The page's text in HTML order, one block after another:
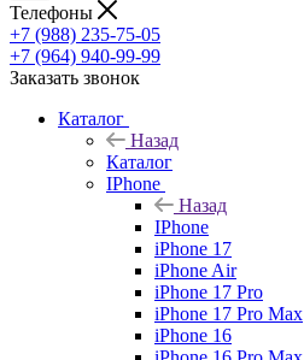
Телефоны
+7 (988) 235-75-05
+7 (964) 940-99-99
Заказать звонок
Каталог
Назад
Каталог
IPhone
Назад
IPhone
iPhone 17
iPhone Air
iPhone 17 Pro
iPhone 17 Pro Max
iPhone 16